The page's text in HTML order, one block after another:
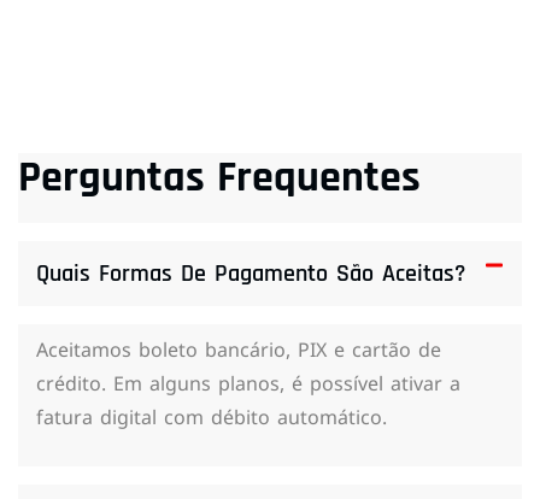
Perguntas Frequentes
Quais Formas De Pagamento São Aceitas?
Aceitamos boleto bancário, PIX e cartão de
crédito. Em alguns planos, é possível ativar a
fatura digital com débito automático.